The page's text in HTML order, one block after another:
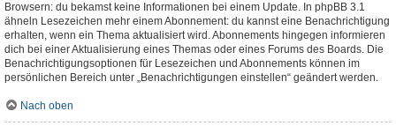
Browsern: du bekamst keine Informationen bei einem Update. In phpBB 3.1
ähneln Lesezeichen mehr einem Abonnement: du kannst eine Benachrichtigung
erhalten, wenn ein Thema aktualisiert wird. Abonnements hingegen informieren
dich bei einer Aktualisierung eines Themas oder eines Forums des Boards. Die
Benachrichtigungsoptionen für Lesezeichen und Abonnements können im
persönlichen Bereich unter „Benachrichtigungen einstellen“ geändert werden.
Nach oben